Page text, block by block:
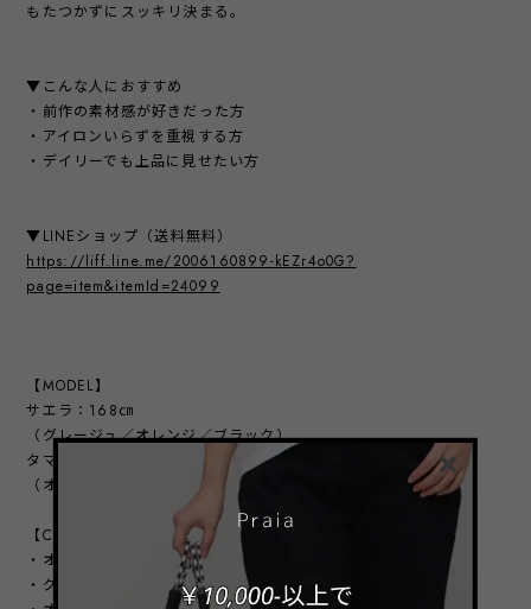
もたつかずにスッキリ決まる。
▼こんな人におすすめ
・前作の素材感が好きだった方
・アイロンいらずを重視する方
・デイリーでも上品に見せたい方
▼LINEショップ（送料無料）
https://liff.line.me/2006160899-kEZr4o0G?
page=item&itemId=24099
【MODEL】
サエラ：168㎝
（グレージュ／オレンジ／ブラック）
タマキ：162㎝
（オフ）
【COLOR】
・オフ
・グレージュ